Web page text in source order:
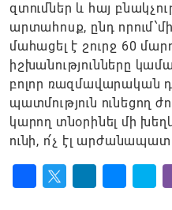
զտումներ և հայ
արտահոսք, ընդ
մահացել է շուրջ 60
իշխանությունները
բոլոր ռազմավարական
պատմություն ունեցող
կարող տնօրինել մի
ունի, ո՛չ էլ